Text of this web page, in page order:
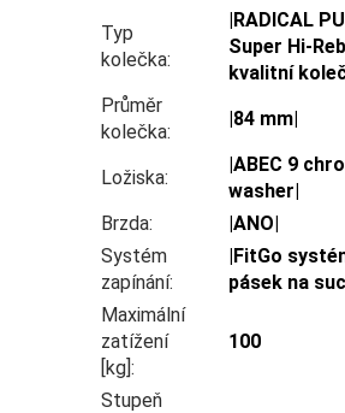
Typ
kolečka:
|RADICAL
Super Hi-
kvalitní
Průměr
kolečka:
|84 mm|
Ložiska:
|ABEC 9
washer|
Brzda:
|ANO|
Systém
zapínání:
|FitGo
pásek na
Maximální
zatížení
[kg]:
100
Stupeň